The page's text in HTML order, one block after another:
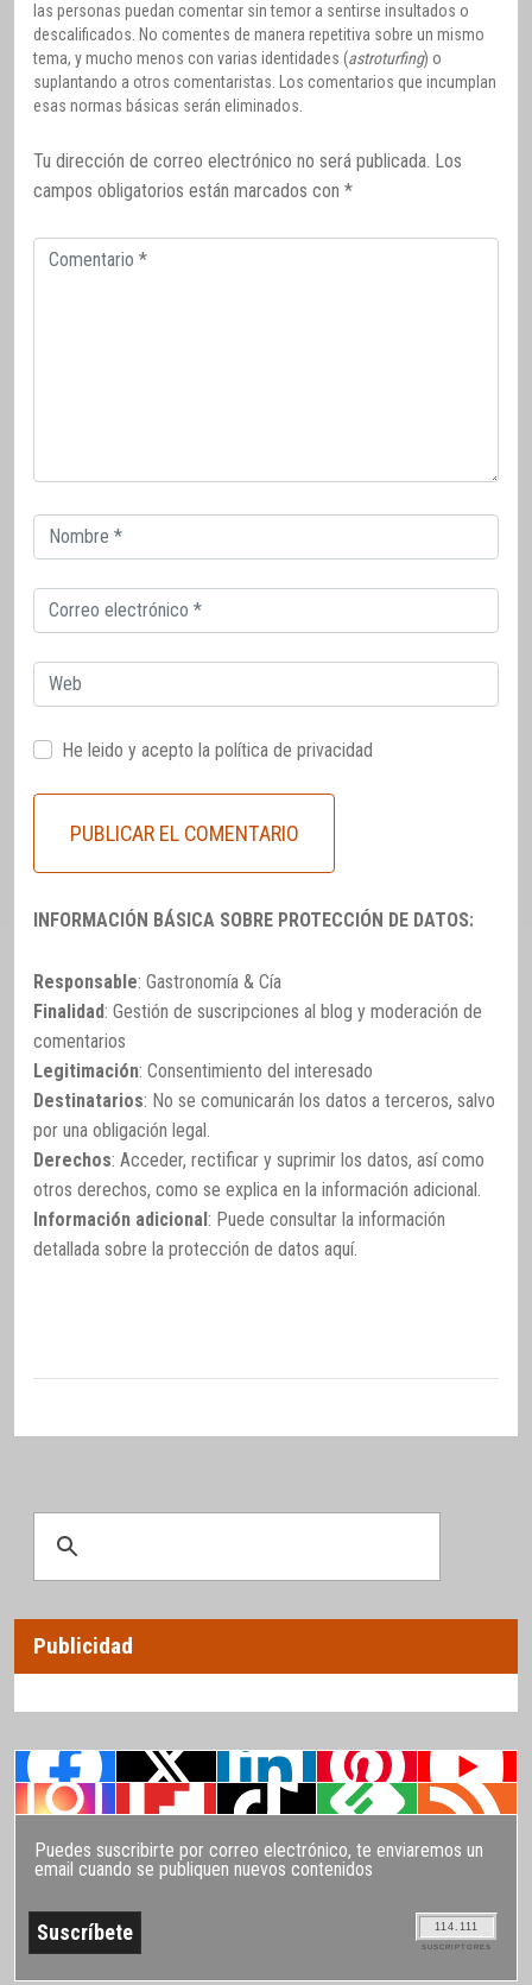
las personas puedan comentar sin temor a sentirse insultados o
descalificados. No comentes de manera repetitiva sobre un mismo
tema, y mucho menos con varias identidades (astroturfing) o
suplantando a otros comentaristas. Los comentarios que incumplan
esas normas básicas serán eliminados.
Tu dirección de correo electrónico no será publicada. Los
campos obligatorios están marcados con *
Comentario
Correo
electrónico
Correo
electrónico
Web
He leido y acepto la política de privacidad
INFORMACIÓN BÁSICA SOBRE PROTECCIÓN DE DATOS:
Responsable: Gastronomía & Cía
Finalidad: Gestión de suscripciones al blog y moderación de
comentarios
Legitimación: Consentimiento del interesado
Destinatarios: No se comunicarán los datos a terceros, salvo
por una obligación legal.
Derechos: Acceder, rectificar y suprimir los datos, así como
otros derechos, como se explica en la información adicional.
Información adicional : Puede consultar la información
detallada sobre la protección de datos aquí.
Publicidad
Puedes suscribirte por correo electrónico, te enviaremos un
email cuando se publiquen nuevos contenidos
114.111
SUSCRIPTORES